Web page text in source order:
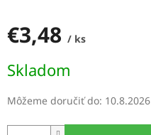
€3,48 / ks
cena:
Skladom
Môžeme doručiť do: 10.8.2026